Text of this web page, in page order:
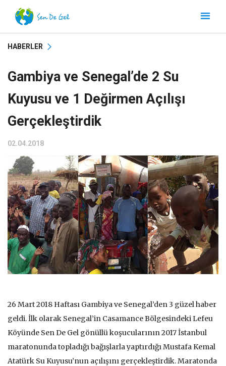
HABERLER
Gambiya ve Senegal’de 2 Su
Kuyusu ve 1 Değirmen Açılışı
Gerçekleştirdik
02.04.2018
26 Mart 2018 Haftası Gambiya ve Senegal’den 3 güzel haber
geldi. İlk olarak Senegal’in Casamance Bölgesindeki Lefeu
Köyünde Sen De Gel gönüllü koşucularının 2017 İstanbul
maratonunda topladığı bağışlarla yaptırdığı Mustafa Kemal
Atatürk Su Kuyusu’nun açılışını gerçekleştirdik. Maratonda